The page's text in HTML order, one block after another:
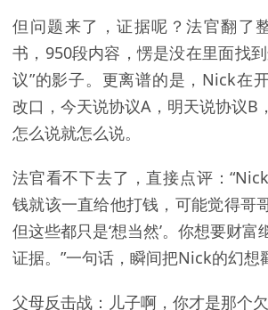
但问题来了，证据呢？法官翻了
书，950段内容，愣是没在里面找
议”的影子。更离谱的是，Nick在
改口，今天说协议A，明天说协议B
怎么说就怎么说。
法官看不下去了，直接点评：
钱就该一直给他打钱，可能觉得哥
但这些都只是‘想当然’。你想要财富
证据。”一句话，瞬间把Nick的幻想
父母反击战：儿子啊，你才是那个